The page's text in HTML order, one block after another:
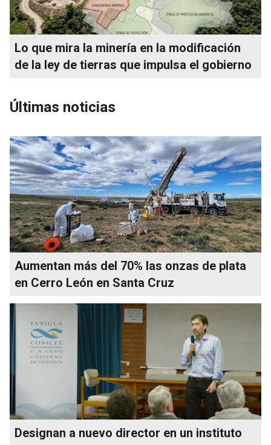
Lo que mira la minería en la modificación
de la ley de tierras que impulsa el gobierno
Últimas noticias
Aumentan más del 70% las onzas de plata
en Cerro León en Santa Cruz
Designan a nuevo director en un instituto